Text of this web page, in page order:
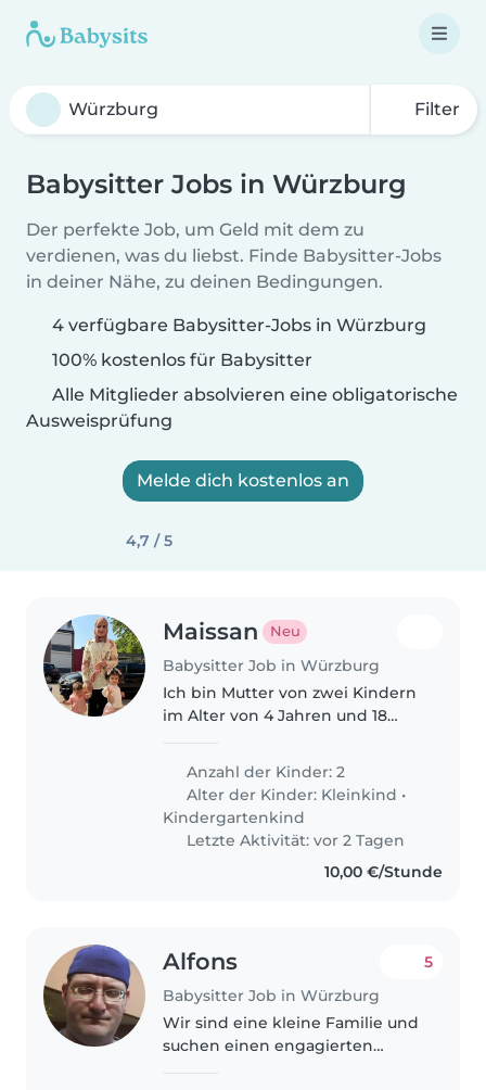
Filter
Babysitter Jobs in Würzburg
Der perfekte Job, um Geld mit dem zu
verdienen, was du liebst. Finde Babysitter-Jobs
in deiner Nähe, zu deinen Bedingungen.
4 verfügbare Babysitter-Jobs in Würzburg
100% kostenlos für Babysitter
Alle Mitglieder absolvieren eine obligatorische
Ausweisprüfung
Melde dich kostenlos an
4,7 / 5
Maissan Neu
Babysitter Job in Würzburg
Ich bin Mutter von zwei Kindern
im Alter von 4 Jahren und 18
Babysitterin für sie während
ihrer Kindergartenferien.
Anzahl der Kinder: 2
Alter der Kinder: Kleinkind •
Kindergartenkind
Letzte Aktivität: vor 2 Tagen
10,00 €/Stunde
Alfons
Babysitter Job in Würzburg
5
Wir sind eine kleine Familie und
suchen einen engagierten